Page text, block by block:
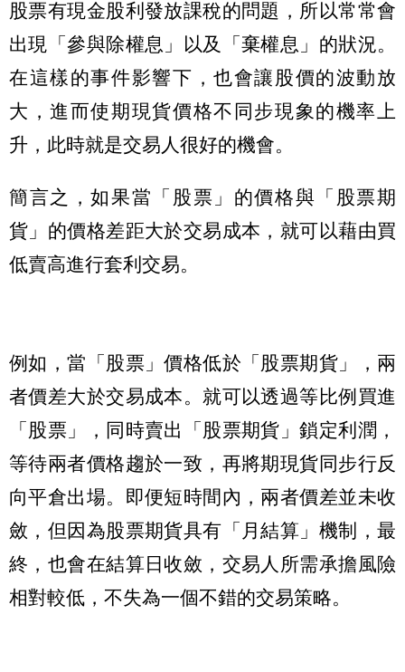
股票有現金股利發放課稅的問題，所以常常會
出現「參與除權息」以及「棄權息」的狀況。
在這樣的事件影響下，也會讓股價的波動放
大，進而使期現貨價格不同步現象的機率上
升，此時就是交易人很好的機會。
簡言之，如果當「股票」的價格與「股票期
貨」的價格差距大於交易成本，就可以藉由買
低賣高進行套利交易。
例如，當「股票」價格低於「股票期貨」，兩
者價差大於交易成本。就可以透過等比例買進
「股票」，同時賣出「股票期貨」鎖定利潤，
等待兩者價格趨於一致，再將期現貨同步行反
向平倉出場。即便短時間內，兩者價差並未收
斂，但因為股票期貨具有「月結算」機制，最
終，也會在結算日收斂，交易人所需承擔風險
相對較低，不失為一個不錯的交易策略。